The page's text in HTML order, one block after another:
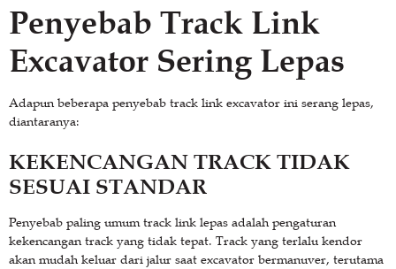
Penyebab Track Link
Excavator Sering Lepas
Adapun beberapa penyebab track link excavator ini serang lepas,
diantaranya:
KEKENCANGAN TRACK TIDAK
SESUAI STANDAR
Penyebab paling umum track link lepas adalah pengaturan
kekencangan track yang tidak tepat. Track yang terlalu kendor
akan mudah keluar dari jalur saat excavator bermanuver, terutama